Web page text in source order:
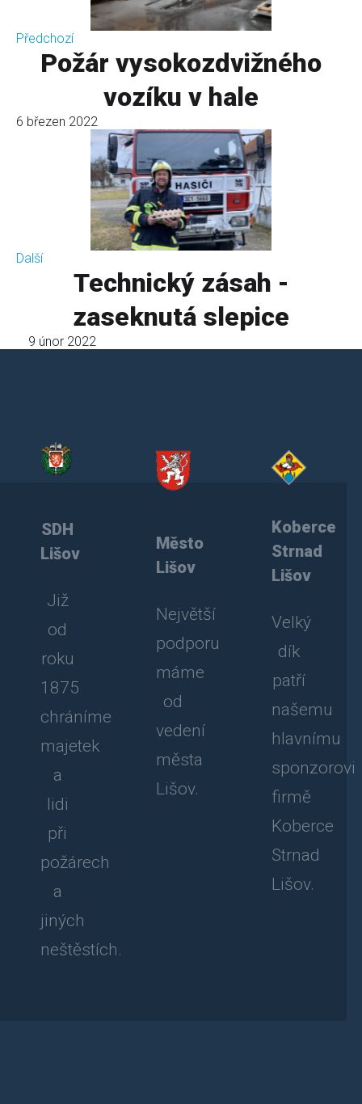
Předchozí
Požár vysokozdvižného
vozíku v hale
6 březen 2022
Další
Technický zásah -
zaseknutá slepice
9 únor 2022
SDH
Lišov
Již
od
roku
1875
chráníme
majetek
a
lidi
při
požárech
a
jiných
neštěstích.
Město
Lišov
Největší
podporu
máme
od
vedení
města
Lišov.
Koberce
Strnad
Lišov
Velký
dík
patří
našemu
hlavnímu
sponzorovi
firmě
Koberce
Strnad
Lišov.